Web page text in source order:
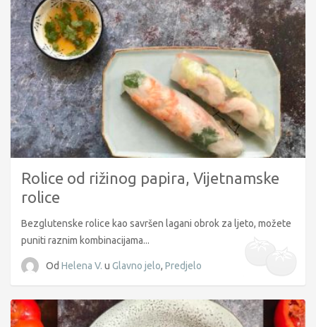
Rolice od rižinog papira, Vijetnamske
rolice
Bezglutenske rolice kao savršen lagani obrok za ljeto, možete
puniti raznim kombinacijama...
Od Helena V. u Glavno jelo, Predjelo